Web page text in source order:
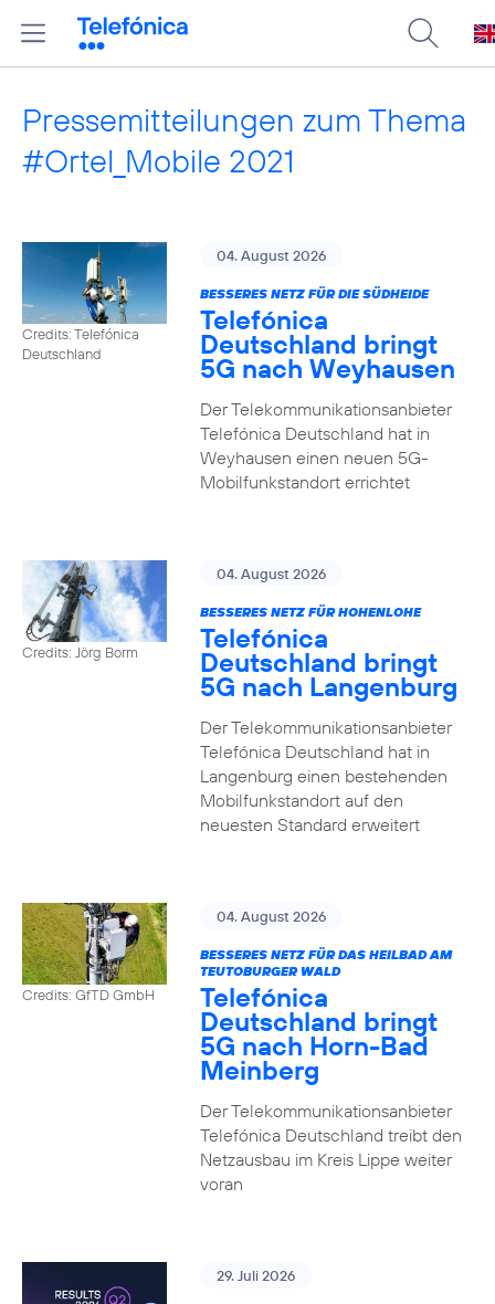
Pressemitteilungen zum Thema
#Ortel_Mobile 2021
Credits: Telefónica
Deutschland
04. August 2026
BESSERES NETZ FÜR DIE SÜDHEIDE
Telefónica
Deutschland bringt
5G nach Weyhausen
Der Telekommunikationsanbieter
Telefónica Deutschland hat in
Weyhausen einen neuen 5G-
Mobilfunkstandort errichtet
Credits: Jörg Borm
04. August 2026
BESSERES NETZ FÜR HOHENLOHE
Telefónica
Deutschland bringt
5G nach Langenburg
Der Telekommunikationsanbieter
Telefónica Deutschland hat in
Langenburg einen bestehenden
Mobilfunkstandort auf den
neuesten Standard erweitert
Credits: GfTD GmbH
04. August 2026
BESSERES NETZ FÜR DAS HEILBAD AM
TEUTOBURGER WALD
Telefónica
Deutschland bringt
5G nach Horn-Bad
Meinberg
Der Telekommunikationsanbieter
Telefónica Deutschland treibt den
Netzausbau im Kreis Lippe weiter
voran
29. Juli 2026